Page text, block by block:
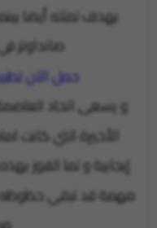
بهدف لمثله أيضا
حمل الآن
و يسعى اتحاد
الأخيرة التي كانت
مهمة قد تبقي حظوظه